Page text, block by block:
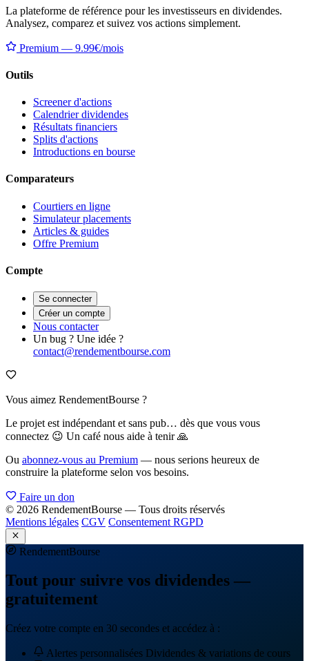
La plateforme de référence pour les investisseurs en dividendes.
Analysez, comparez et suivez vos actions simplement.
Premium — 9.99€/mois
Outils
Screener d'actions
Calendrier dividendes
Résultats financiers
Splits d'actions
Introductions en bourse
Comparateurs
Courtiers en ligne
Simulateur placements
Articles & guides
Offre Premium
Compte
Se connecter
Créer un compte
Nous contacter
Un bug ? Une idée ?
contact@rendementbourse.com
Vous aimez RendementBourse ?
Le projet est indépendant et sans pub… dès que vous vous
connectez 😉 Un café nous aide à tenir 🙏
Ou abonnez-vous au Premium — nous serions heureux de
construire la plateforme selon vos besoins.
Faire un don
© 2026 RendementBourse — Tous droits réservés
Mentions légales CGV Consentement RGPD
RendementBourse
Tout pour suivre vos dividendes —
gratuitement
Créez votre compte en 30 secondes et accédez à :
Alertes personnalisées Dividendes & variations de cours